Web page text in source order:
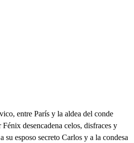
entre París y la aldea del conde
desencadena celos, disfraces y
su esposo secreto Carlos y a la condesa